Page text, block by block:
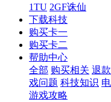
1TU 2GF诛仙
下载科技
购买卡一
购买卡二
帮助中心
全部 购买相关 退
戏问题 科技知识
游戏攻略